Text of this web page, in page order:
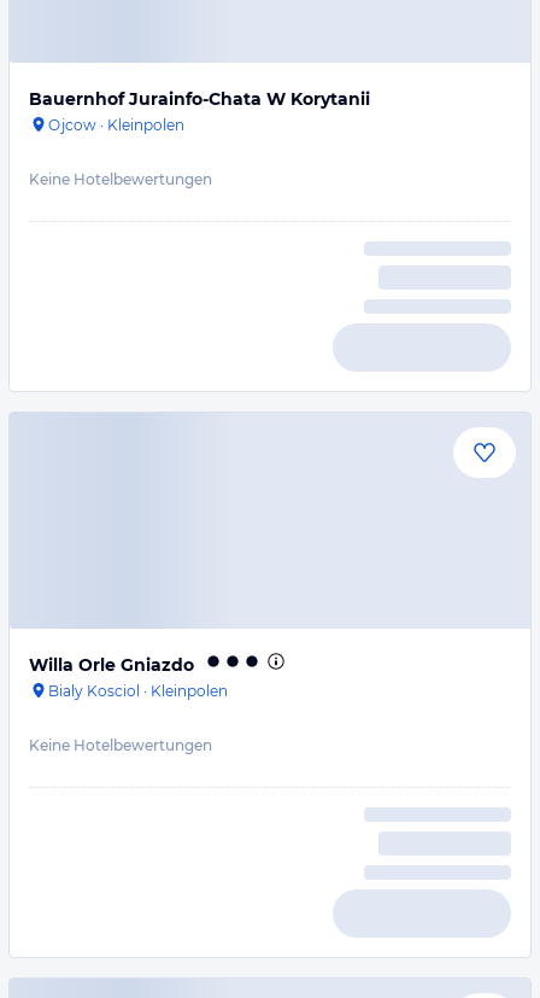
Bauernhof Jurainfo-Chata W Korytanii
Ojcow · Kleinpolen
Keine Hotelbewertungen
Willa Orle Gniazdo
Bialy Kosciol · Kleinpolen
Keine Hotelbewertungen